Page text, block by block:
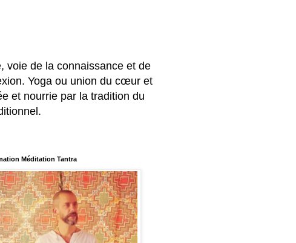
voie de la connaissance et de
Yoga ou union du cœur et
et nourrie par la tradition du
Méditation Tantra